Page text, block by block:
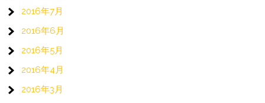
2016年7月
2016年6月
2016年5月
2016年4月
2016年3月